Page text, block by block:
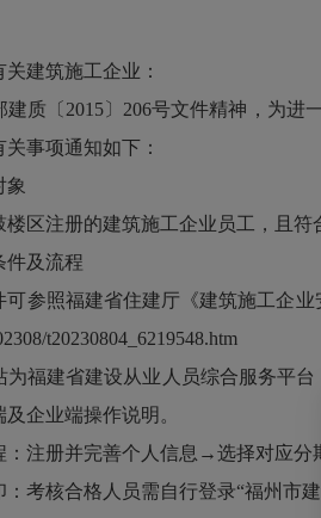
建筑施工企业：
〔2015〕206号文件精神，为进一
事项通知如下：
注册的建筑施工企业员工，且符
及流程
照福建省住建厅《建筑施工企业安
t20230804_6219548.htm
建省建设从业人员综合服务平台，
企业端操作说明。
注册并完善个人信息→选择对应分
核合格人员需自行登录“福州市建设